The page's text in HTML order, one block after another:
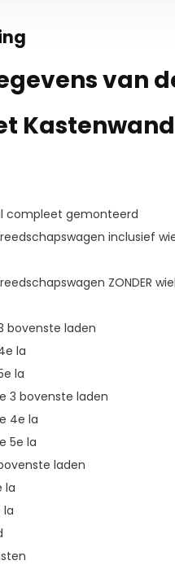
van
compleet gemonteerd
inclusief
ZONDER
bovenste laden
la
la
3 bovenste laden
4e la
5e la
laden
la
la